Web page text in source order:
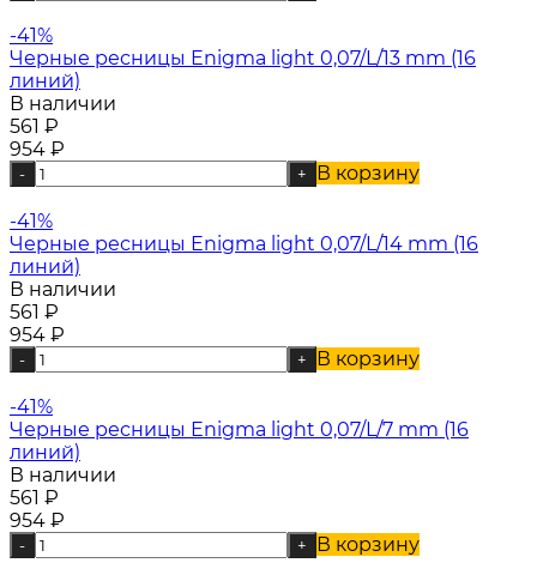
-41%
Черные ресницы Enigma light 0,07/L/13 mm (16
линий)
В наличии
561 ₽
954 ₽
- + В корзину
-41%
Черные ресницы Enigma light 0,07/L/14 mm (16
линий)
В наличии
561 ₽
954 ₽
- + В корзину
-41%
Черные ресницы Enigma light 0,07/L/7 mm (16
линий)
В наличии
561 ₽
954 ₽
- + В корзину